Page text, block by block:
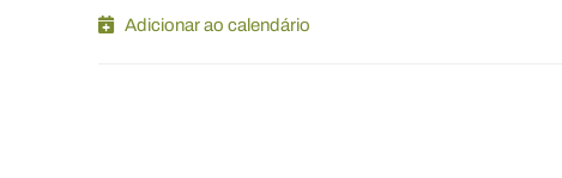
Adicionar ao calendário